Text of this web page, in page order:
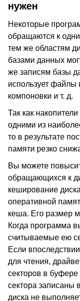
нужен
Некоторые
обращаются к
тем же областям
базами данных
же записям базы
использует файлы
компоновки и т. д.
Так как
одними из
то в результате
памяти резко
Вы можете
обращающихся к
кеширование
оперативной
кеша. Его размер
Когда программа
считываемые ею
Если
для чтения,
секторов в
сектора записаны
диска не